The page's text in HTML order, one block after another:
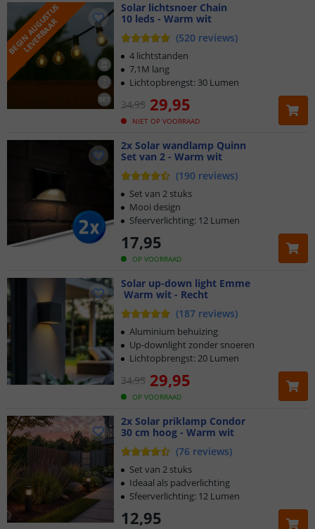
B
E
G
I
N
A
U
G
U
S
T
U
S
L
E
V
E
R
B
A
A
R
Solar lichtsnoer Chain
10 leds - Warm wit
(520 reviews)
NIET OP VOORRAAD
34,95 29,95
4 lichtstanden
7,1M lang
Lichtopbrengst: 30 Lumen
2x Solar wandlamp Quinn
Set van 2 - Warm wit
(190 reviews)
OP VOORRAAD
17,95
Set van 2 stuks
Mooi design
Sfeerverlichting: 12 Lumen
Solar up-down light Emme
Warm wit - Recht
(187 reviews)
OP VOORRAAD
34,95 29,95
Aluminium behuizing
Up-downlight zonder snoeren
Lichtopbrengst: 20 Lumen
2x Solar priklamp Condor
30 cm hoog - Warm wit
(76 reviews)
12,95
Set van 2 stuks
Ideaal als padverlichting
Sfeerverlichting: 12 Lumen